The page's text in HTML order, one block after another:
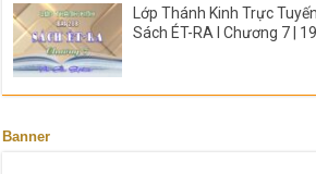
Lớp Thánh Kinh Trực
Sách ÉT-RA I Chương 7 |
Banner